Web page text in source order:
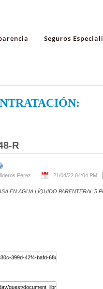
Seguros
R
Pérez
21/04/22 04:04 PM
EN AGUA LÍQUIDO PARENTERAL 5